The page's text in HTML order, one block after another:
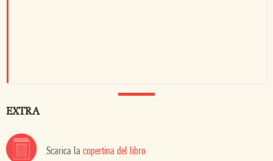
EXTRA
Scarica la copertina del libro